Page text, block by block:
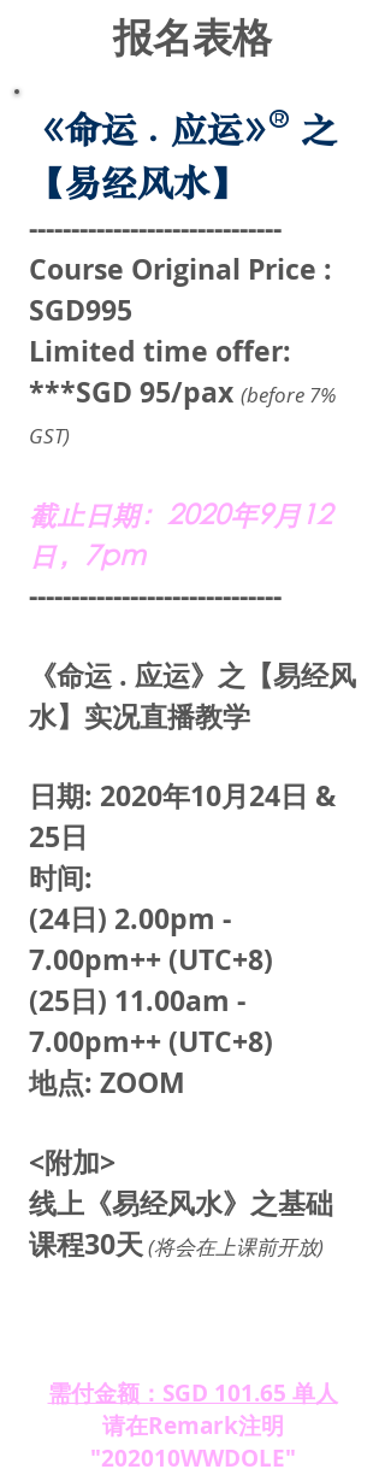
报名表格
《命运 . 应运》® 之
【易经风水】
------------------------------
Course Original Price :
SGD995
Limited time offer:
***SGD 95/pax (before 7%
GST)
截止日期：2020年9月12
日，7pm
------------------------------
《命运 . 应运》之【易经风
水】实况直播教学
日期: 2020年10月24日 &
25日
时间:
(24日) 2.00pm -
7.00pm++ (UTC+8)
(25日) 11.00am -
7.00pm++ (UTC+8)
地点: ZOOM
<附加>
线上《易经风水》之基础
课程30天(将会在上课前开放)
需付金额：SGD 101.65 单人
请在Remark注明
"202010WWDOLE"